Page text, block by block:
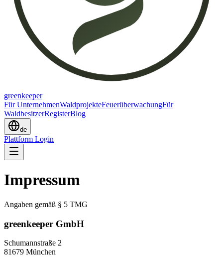
greenkeeper
Für UnternehmenWaldprojekteFeuerüberwachungFür
WaldbesitzerRegisterBlog
de
Plattform Login
Impressum
Angaben gemäß § 5 TMG
greenkeeper GmbH
Schumannstraße 2
81679 München